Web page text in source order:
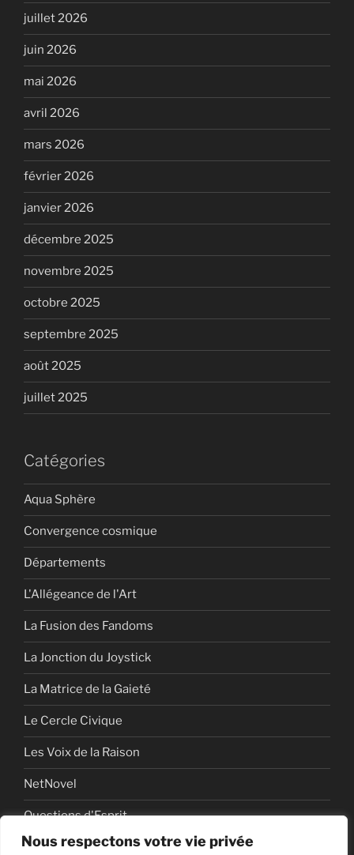
Nous respectons votre vie privée
juillet 2026
juin 2026
mai 2026
avril 2026
mars 2026
février 2026
janvier 2026
décembre 2025
novembre 2025
octobre 2025
septembre 2025
août 2025
juillet 2025
Catégories
Aqua Sphère
Convergence cosmique
Départements
L'Allégeance de l'Art
La Fusion des Fandoms
La Jonction du Joystick
La Matrice de la Gaieté
Le Cercle Civique
Les Voix de la Raison
NetNovel
Questions d'Esprit
Série